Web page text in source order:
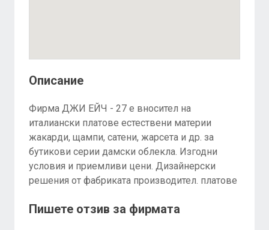
Описание
Фирма ДЖИ ЕЙЧ - 27 е вносител на
италиански платове естествени материи
жакарди, щампи, сатени, жарсета и др. за
бутикови серии дамски облекла. Изгодни
условия и приемливи цени. Дизайнерски
решения от фабриката производител. платове
Пишете отзив за фирмата